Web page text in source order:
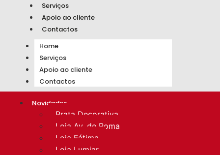
Serviços
Apoio ao cliente
Contactos
Home
Serviços
Apoio ao cliente
Contactos
Novidades
Prata Decorativa
Loja Av. de Roma
Loja Fátima
Loja Lumiar